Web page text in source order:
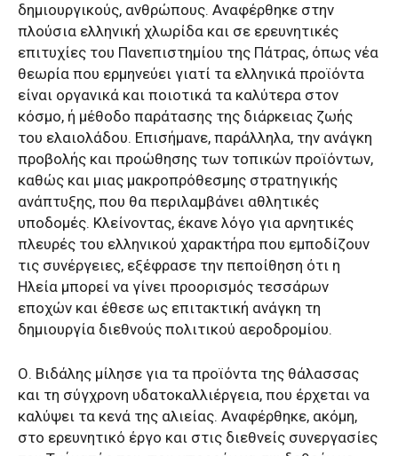
δημιουργικούς, ανθρώπους. Αναφέρθηκε στην
πλούσια ελληνική χλωρίδα και σε ερευνητικές
επιτυχίες του Πανεπιστημίου της Πάτρας, όπως νέα
θεωρία που ερμηνεύει γιατί τα ελληνικά προϊόντα
είναι οργανικά και ποιοτικά τα καλύτερα στον
κόσμο, ή μέθοδο παράτασης της διάρκειας ζωής
του ελαιολάδου. Επισήμανε, παράλληλα, την ανάγκη
προβολής και προώθησης των τοπικών προϊόντων,
καθώς και μιας μακροπρόθεσμης στρατηγικής
ανάπτυξης, που θα περιλαμβάνει αθλητικές
υποδομές. Κλείνοντας, έκανε λόγο για αρνητικές
πλευρές του ελληνικού χαρακτήρα που εμποδίζουν
τις συνέργειες, εξέφρασε την πεποίθηση ότι η
Ηλεία μπορεί να γίνει προορισμός τεσσάρων
εποχών και έθεσε ως επιτακτική ανάγκη τη
δημιουργία διεθνούς πολιτικού αεροδρομίου.
Ο. Βιδάλης μίλησε για τα προϊόντα της θάλασσας
και τη σύγχρονη υδατοκαλλιέργεια, που έρχεται να
καλύψει τα κενά της αλιείας. Αναφέρθηκε, ακόμη,
στο ερευνητικό έργο και στις διεθνείς συνεργασίες